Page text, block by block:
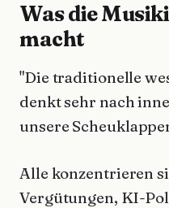
Was die
macht
"Die traditionelle
denkt sehr nach
unsere
Alle konzentrieren
Vergütungen, KI-